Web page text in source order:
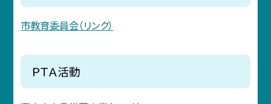
市教育委員会（リンク）
ＰＴＡ活動